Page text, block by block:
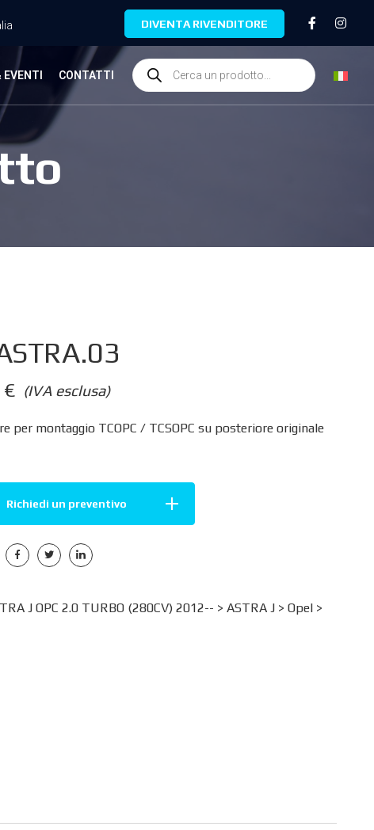
DIVENTA RIVENDITORE
EVENTI CONTATTI
(IVA esclusa)
€
per montaggio TCOPC / TCSOPC su posteriore originale
Richiedi un preventivo
J OPC 2.0 TURBO (280CV) 2012-- > ASTRA J> Opel>